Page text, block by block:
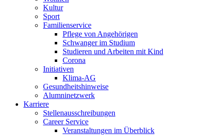
Kultur
Sport
Familienservice
Pflege von Angehörigen
Schwanger im Studium
Studieren und Arbeiten mit Kind
Corona
Initiativen
Klima-AG
Gesundheitshinweise
Alumninetzwerk
Karriere
Stellenausschreibungen
Career Service
Veranstaltungen im Überblick